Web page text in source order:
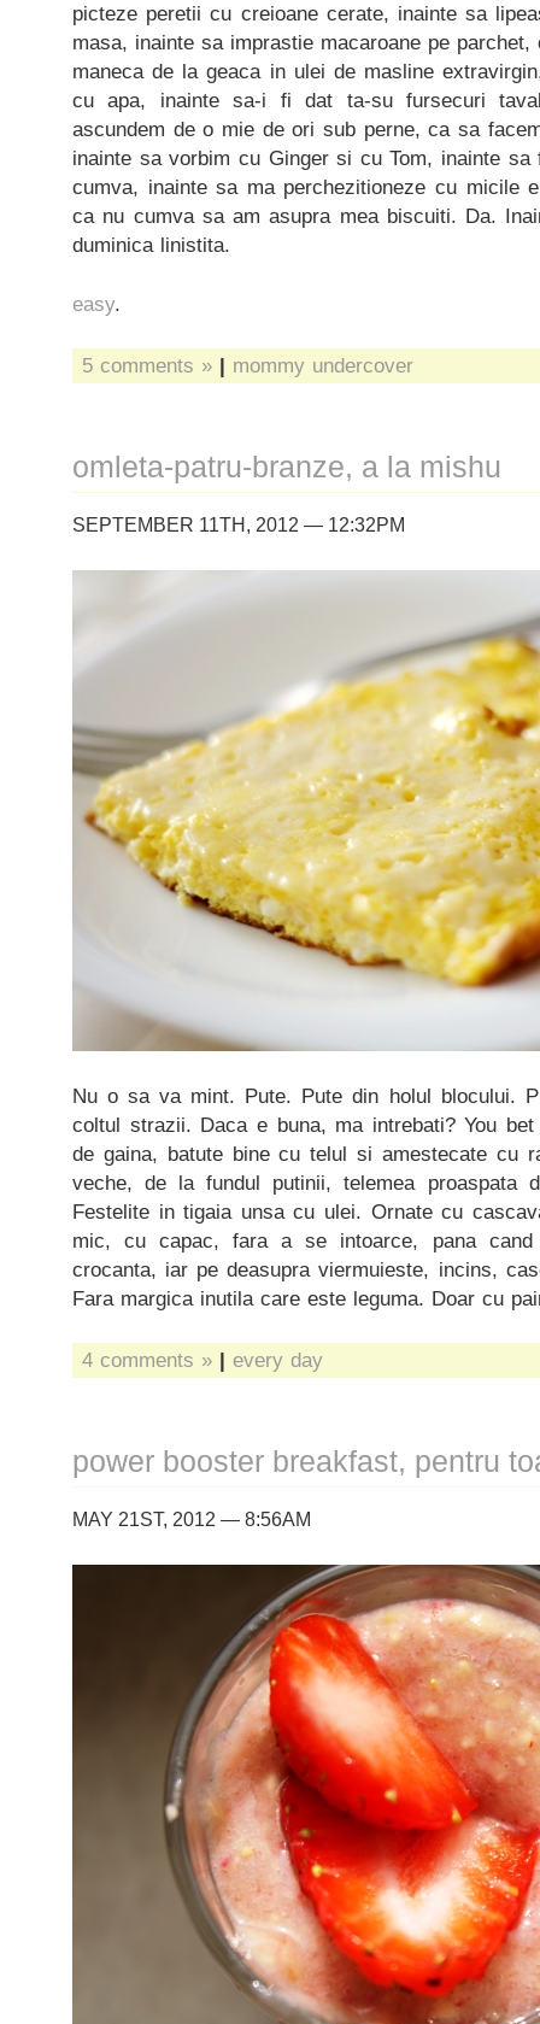
picteze peretii cu creioane cerate, inainte sa
masa, inainte sa imprastie macaroane pe
maneca de la geaca in ulei de masline
cu apa, inainte sa-i fi dat ta-su fursecuri
ascundem de o mie de ori sub perne, ca sa
inainte sa vorbim cu Ginger si cu Tom, inainte
cumva, inainte sa ma perchezitioneze cu micile
ca nu cumva sa am asupra mea biscuiti. Da.
duminica linistita.
easy.
5 comments » | mommy undercover
omleta-patru-branze, a la mishu
SEPTEMBER 11TH, 2012 — 12:32PM
Nu o sa va mint. Pute. Pute din holul blocului.
coltul strazii. Daca e buna, ma intrebati? You
de gaina, batute bine cu telul si amestecate cu
veche, de la fundul putinii, telemea proaspata
Festelite in tigaia unsa cu ulei. Ornate cu
mic, cu capac, fara a se intoarce, pana
crocanta, iar pe deasupra viermuieste, incins,
Fara margica inutila care este leguma. Doar cu
4 comments » | every day
power booster breakfast, pentru
MAY 21ST, 2012 — 8:56AM